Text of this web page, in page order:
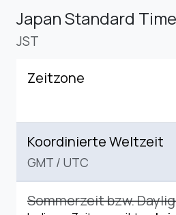
Japan Standard Time
JST
Zeitzone
Koordinierte Weltzeit
GMT / UTC
Sommerzeit bzw.